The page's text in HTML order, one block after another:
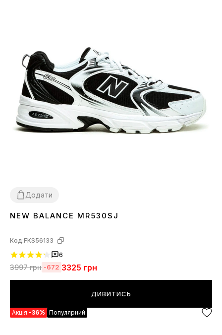
Додати
3637 3839404142 434445
NEW BALANCE MR530SJ
Код:FKS56133
6
3997грн -672 3325 грн
ДИВИТИСЬ
Акція -36% Популярний